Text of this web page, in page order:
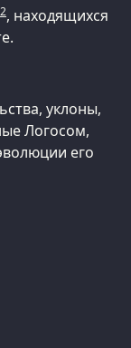
2, находящихся
уклоны,
Логосом,
его